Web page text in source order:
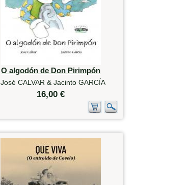
O algodón de Don Pirimpón
José CALVAR & Jacinto GARCÍA
16,00 €